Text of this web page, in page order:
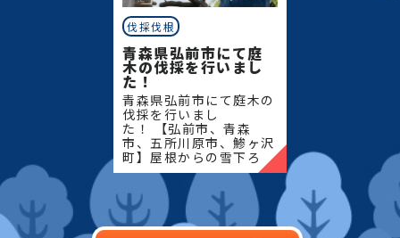
伐採伐根
青森県弘前市にて庭
木の伐採を行いまし
た！
青森県弘前市にて庭木の
伐採を行いまし
た！ 【弘前市、青森
市、五所川原市、鯵ヶ沢
町】屋根からの雪下ろ
し・除雪・排雪などの作
業もお任せください！地
域密着で伐採・抜根・剪
定・草刈りなどのお庭の
こと、造園・